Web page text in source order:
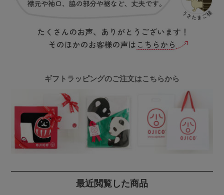
ギフトラッピングのご注文はこちらから
最近閲覧した商品